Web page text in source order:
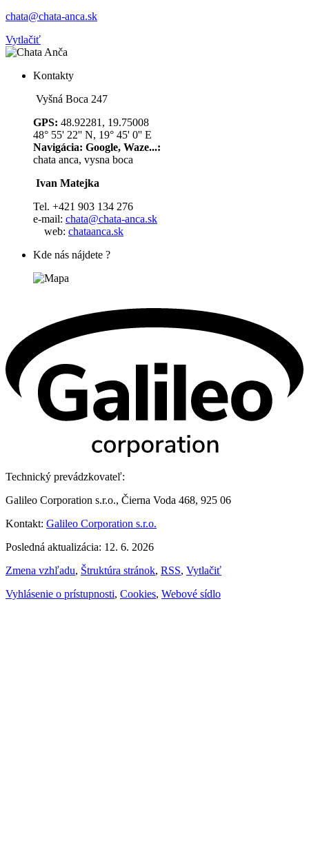
chata@chata-anca.sk
Vytlačiť
Kontakty
Vyšná Boca 247
GPS: 48.92281, 19.75008
48° 55' 22'' N, 19° 45' 0'' E
Navigácia: Google, Waze...:
chata anca, vysna boca
Ivan Matejka
Tel. +421 903 134 276
e-mail: chata@chata-anca.sk
web: chataanca.sk
Kde nás nájdete ?
Technický prevádzkovateľ:
Galileo Corporation s.r.o., Čierna Voda 468, 925 06
Kontakt: Galileo Corporation s.r.o.
Posledná aktualizácia: 12. 6. 2026
Zmena vzhľadu, Štruktúra stránok, RSS, Vytlačiť
Vyhlásenie o prístupnosti, Cookies, Webové sídlo